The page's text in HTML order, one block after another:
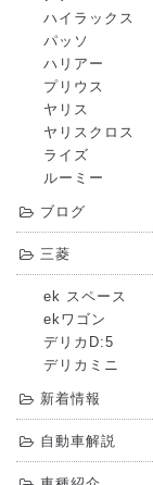
ハイラックス
パッソ
ハリアー
プリウス
ヤリス
ヤリスクロス
ライズ
ルーミー
ブログ
三菱
ek スペース
ekワゴン
デリカD:5
デリカミニ
新着情報
自動車解説